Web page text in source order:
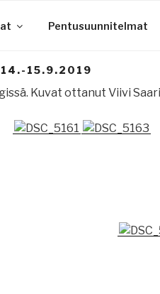
Pentusuunnitelmat
14.-15.9.2019
Kuvat ottanut Viivi